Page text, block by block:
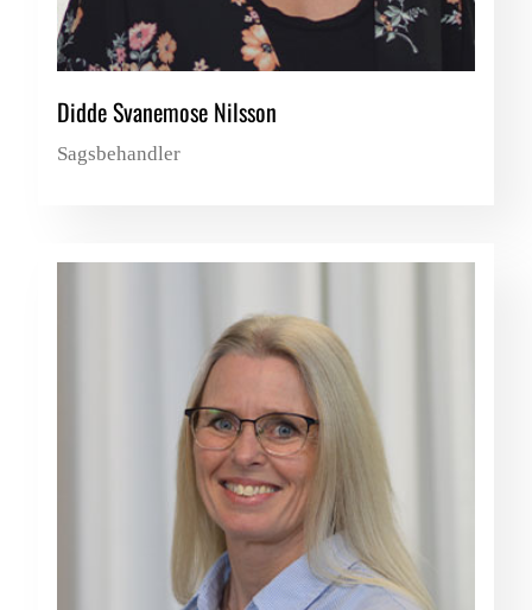
Didde Svanemose Nilsson
Sagsbehandler